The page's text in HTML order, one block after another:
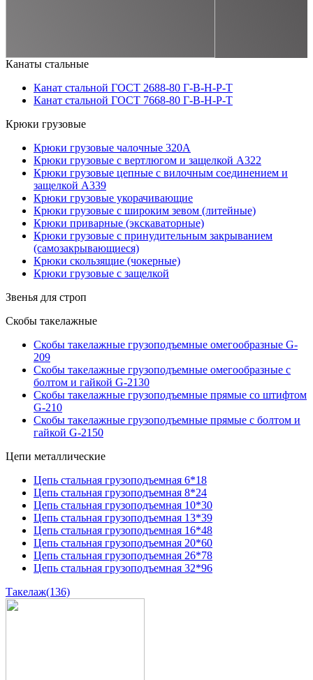
Канаты стальные
Канат стальной ГОСТ 2688-80 Г-В-Н-Р-Т
Канат стальной ГОСТ 7668-80 Г-В-Н-Р-Т
Крюки грузовые
Крюки грузовые чалочные 320А
Крюки грузовые с вертлюгом и защелкой А322
Крюки грузовые цепные с вилочным соединением и
защелкой А339
Крюки грузовые укорачивающие
Крюки грузовые с широким зевом (литейные)
Крюки приварные (экскаваторные)
Крюки грузовые с принудительным закрыванием
(самозакрывающиеся)
Крюки скользящие (чокерные)
Крюки грузовые с защелкой
Звенья для строп
Скобы такелажные
Скобы такелажные грузоподъемные омегообразные G-
209
Скобы такелажные грузоподъемные омегообразные с
болтом и гайкой G-2130
Скобы такелажные грузоподъемные прямые со штифтом
G-210
Скобы такелажные грузоподъемные прямые с болтом и
гайкой G-2150
Цепи металлические
Цепь стальная грузоподъемная 6*18
Цепь стальная грузоподъемная 8*24
Цепь стальная грузоподъемная 10*30
Цепь стальная грузоподъемная 13*39
Цепь стальная грузоподъемная 16*48
Цепь стальная грузоподъемная 20*60
Цепь стальная грузоподъемная 26*78
Цепь стальная грузоподъемная 32*96
Такелаж(136)